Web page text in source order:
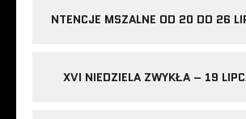
NTENCJE MSZALNE OD 20 DO 26
XVI NIEDZIELA ZWYKŁA – 19